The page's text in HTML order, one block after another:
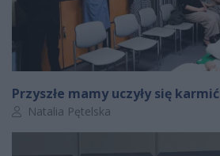
Przyszłe mamy uczyły się karmić
Autor artykułu:
Natalia Pętelska